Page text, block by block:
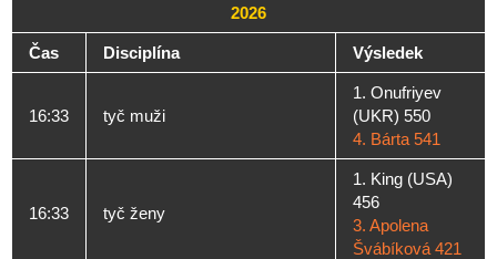
2026
Čas Disciplína Výsledek
16:33 tyč muži
1. Onufriyev
(UKR) 550
4. Bárta 541
16:33 tyč ženy
1. King (USA)
456
3. Apolena
Švábíková 421